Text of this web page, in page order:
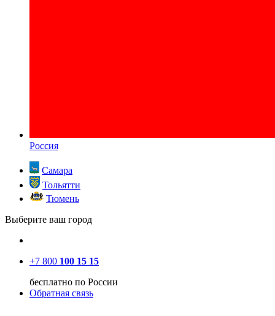
Россия
Самара
Тольятти
Тюмень
Выберите ваш город
+7 800 100 15 15
бесплатно по России
Обратная связь